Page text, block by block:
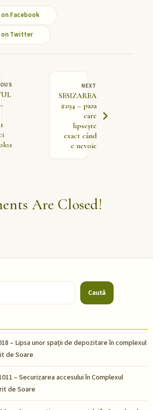
Facebook
on Twitter
NEXT
SESIZAREA
#294 – paza
care
lipsește
exact când
e nevoie
Are Closed!
Caută
– Lipsa unor spații de depozitare în complexul
de Soare
– Securizarea accesului în Complexul
de Soare